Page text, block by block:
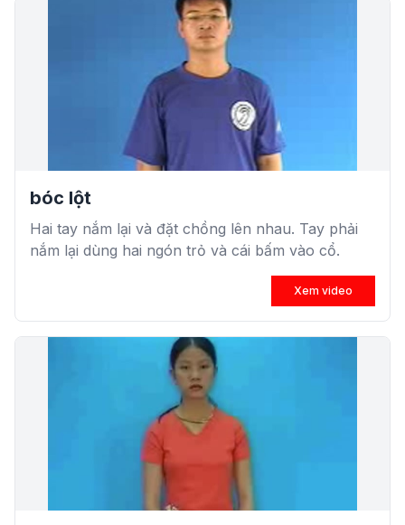
bóc lột
Hai tay nắm lại và đặt chồng lên nhau. Tay phải
nắm lại dùng hai ngón trỏ và cái bấm vào cổ.
Xem video